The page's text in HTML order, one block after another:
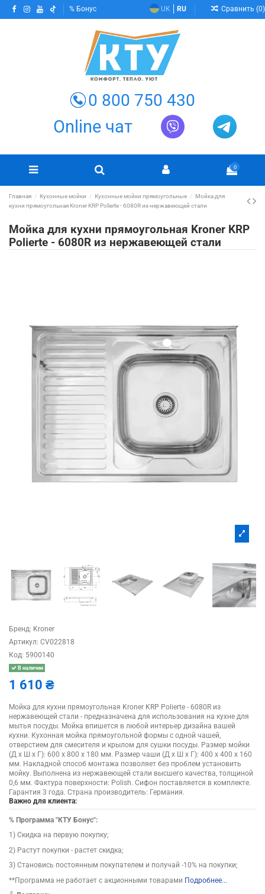
Бонус UK RU Сравнить (0)
0 800 750 430
Online чат
0
Главная Кухонные мойки Кухонные мойки прямоугольные
Мойка для
кухни прямоугольная Kroner KRP Polierte - 6080R из нержавеющей стали
Мойка для кухни прямоугольная Kroner KRP
Polierte - 6080R из нержавеющей стали
Бренд: Kroner
Артикул: CV022818
Код: 5900140
В наличии
1 610 ₴
Мойка для кухни прямоугольная Kroner KRP Polierte - 6080R из
нержавеющей стали - предназначена для использования на кухне для
мытья посуды. Мойка впишется в любой интерьер дизайна вашей
кухни. Кухонная мойка прямоугольной формы с одной чашей,
отверстием для смесителя и крылом для сушки посуды. Размер мойки
(Д х Ш х Г): 600 х 800 х 180 мм. Размер чаши (Д х Ш х Г): 400 х 400 х 160
мм. Накладной способ монтажа позволяет без проблем установить
мойку. Выполнена из нержавеющей стали высшего качества, толщиной
0,6 мм. Фактура поверхности: Polish. Сифон поставляется в комплекте.
Гарантия 3 года. Страна производитель: Германия.
Важно для клиента:
% Программа "КТУ Бонус":
1) Скидка на первую покупку;
2) Растут покупки - растет скидка;
3) Становись постоянным покупателем и получай -10% на покупки;
**Программа не работает с акционными товарами Подробнее...